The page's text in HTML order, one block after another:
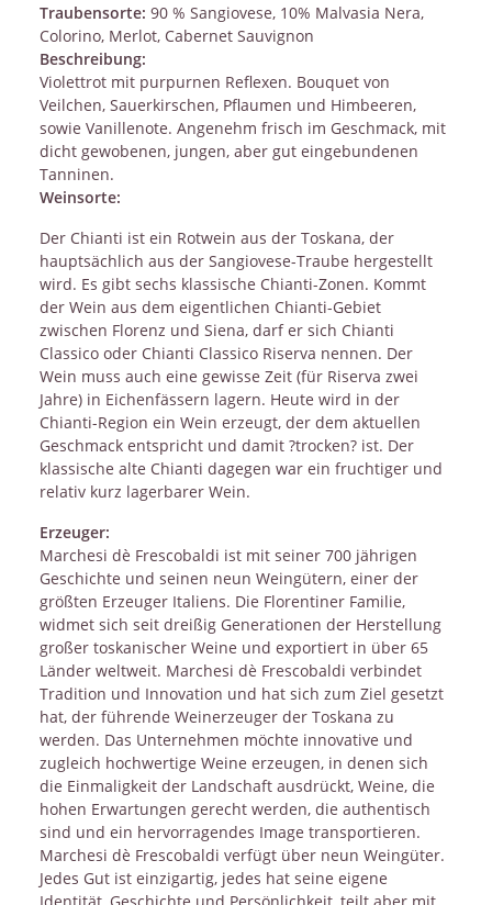
Traubensorte: 90 % Sangiovese, 10% Malvasia Nera,
Colorino, Merlot, Cabernet Sauvignon
Beschreibung:
Violettrot mit purpurnen Reflexen. Bouquet von
Veilchen, Sauerkirschen, Pflaumen und Himbeeren,
sowie Vanillenote. Angenehm frisch im Geschmack, mit
dicht gewobenen, jungen, aber gut eingebundenen
Tanninen.
Weinsorte:
Der Chianti ist ein Rotwein aus der Toskana, der
hauptsächlich aus der Sangiovese-Traube hergestellt
wird. Es gibt sechs klassische Chianti-Zonen. Kommt
der Wein aus dem eigentlichen Chianti-Gebiet
zwischen Florenz und Siena, darf er sich Chianti
Classico oder Chianti Classico Riserva nennen. Der
Wein muss auch eine gewisse Zeit (für Riserva zwei
Jahre) in Eichenfässern lagern. Heute wird in der
Chianti-Region ein Wein erzeugt, der dem aktuellen
Geschmack entspricht und damit ?trocken? ist. Der
klassische alte Chianti dagegen war ein fruchtiger und
relativ kurz lagerbarer Wein.
Erzeuger:
Marchesi dè Frescobaldi ist mit seiner 700 jährigen
Geschichte und seinen neun Weingütern, einer der
größten Erzeuger Italiens. Die Florentiner Familie,
widmet sich seit dreißig Generationen der Herstellung
großer toskanischer Weine und exportiert in über 65
Länder weltweit. Marchesi dè Frescobaldi verbindet
Tradition und Innovation und hat sich zum Ziel gesetzt
hat, der führende Weinerzeuger der Toskana zu
werden. Das Unternehmen möchte innovative und
zugleich hochwertige Weine erzeugen, in denen sich
die Einmaligkeit der Landschaft ausdrückt, Weine, die
hohen Erwartungen gerecht werden, die authentisch
sind und ein hervorragendes Image transportieren.
Marchesi dè Frescobaldi verfügt über neun Weingüter.
Jedes Gut ist einzigartig, jedes hat seine eigene